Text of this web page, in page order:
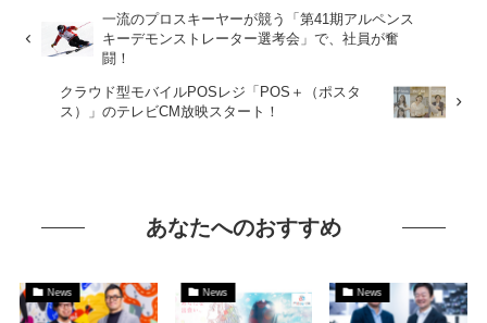
一流のプロスキーヤーが競う「第41期アルペンス
キーデモンストレーター選考会」で、社員が奮
闘！
クラウド型モバイルPOSレジ「POS＋（ポスタ
ス）」のテレビCM放映スタート！
あなたへのおすすめ
News News News